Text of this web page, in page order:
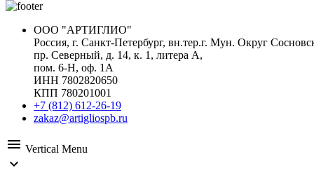
ООО "АРТИГЛИО"
Россия, г. Санкт-Петербург, вн.тер.г. Мун. Округ
пр. Северный, д. 14, к. 1, литера А,
пом. 6-Н, оф. 1А
ИНН 7802820650
КПП 780201001
+7 (812) 612-26-19
zakaz@artigliospb.ru
menu Vertical Menu
expand_more